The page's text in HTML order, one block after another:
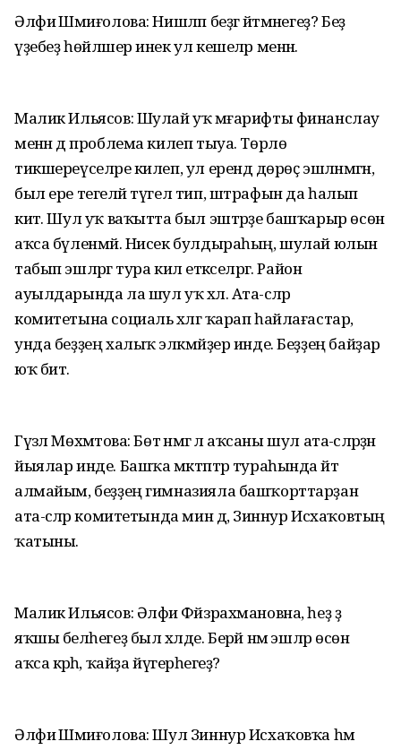
Әлфиә Шәмиғолова: Нишләп беҙгә әйтмәнегеҙ? Беҙ
үҙебеҙ һөйләшер инек ул кешеләр менән.
Малик Ильясов: Шулай уҡ мәғарифты финанслау
менән дә проблема килеп тыуа. Төрлө
тикшереүселәре килеп, ул ерендә дөрөҫ эшләнмәгән,
был ере тегеләй түгел тип, штрафын да һалып
китә. Шул уҡ ваҡытта был эштәрҙе башҡарыр өсөн
аҡса бүленмәй. Нисек булдыраһың, шулай юлын
табып эшләргә тура килә етәкселәргә. Район
ауылдарында ла шул уҡ хәл. Ата-әсәләр
комитетына социаль хәлгә ҡарап һайлағастар,
унда беҙҙең халыҡ эләкмәйҙер инде. Беҙҙең байҙар
юҡ бит.
Гүзәл Мөхәмәтова: Бөтә нәмәгә лә аҡсаны шул ата-әсәләрҙән
йыялар инде. Башҡа мәктәптәр тураһында әйтә
алмайым, беҙҙең гимназияла башҡорттарҙан
ата-әсәләр комитетында мин дә, Зиннур Исхаҡовтың
ҡатыны.
Малик Ильясов: Әлфиә Фәйзрахмановна, һеҙ ҙә
яҡшы беләһегеҙ был хәлде. Берәй нәмә эшләр өсөн
аҡса кәрәһә, ҡайҙа йүгерәһегеҙ?
Әлфиә Шәмиғолова: Шул Зиннур Исхаҡовҡа һәм